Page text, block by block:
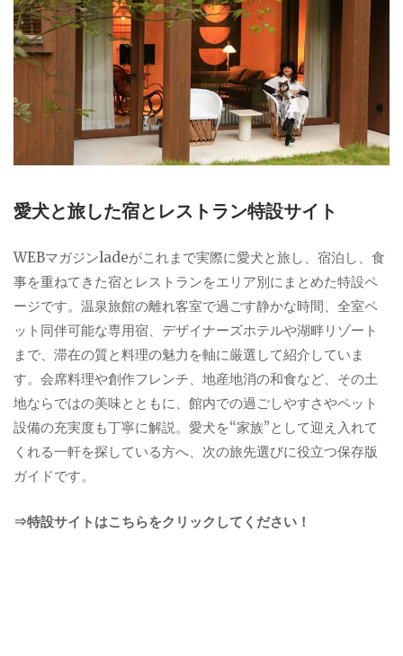
愛犬と旅した宿とレストラン特設サイト
WEBマガジンladeがこれまで実際に愛犬と旅し、宿泊し、食
事を重ねてきた宿とレストランをエリア別にまとめた特設ペ
ージです。温泉旅館の離れ客室で過ごす静かな時間、全室ペ
ット同伴可能な専用宿、デザイナーズホテルや湖畔リゾート
まで、滞在の質と料理の魅力を軸に厳選して紹介していま
す。会席料理や創作フレンチ、地産地消の和食など、その土
地ならではの美味とともに、館内での過ごしやすさやペット
設備の充実度も丁寧に解説。愛犬を“家族”として迎え入れて
くれる一軒を探している方へ、次の旅先選びに役立つ保存版
ガイドです。
⇒特設サイトはこちらをクリックしてください！